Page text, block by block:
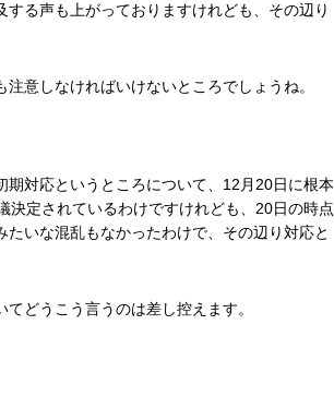
る声も上がっておりますけれども、その辺り
意しなければいけないところでしょうね。
対応というところについて、12月20日に根本
決定されているわけですけれども、20日の時点
いな混乱もなかったわけで、その辺り対応と
どうこう言うのは差し控えます。